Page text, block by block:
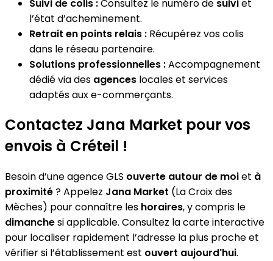
Suivi de colis :Consultez le numéro de suiviet
l’état d’acheminement.
Retrait en points relais : Récupérez vos colis
dans le réseau partenaire.
Solutions professionnelles :Accompagnement
dédié via des agences locales et services
adaptés aux e-commerçants.
Contactez Jana Market pour vos
envois à Créteil !
Besoin d’une agence GLS ouverte autour de moiet à
proximité? Appelez Jana Market (La Croix des
Mèches) pour connaître les horaires, y compris le
dimanchesi applicable. Consultez la carte interactive
pour localiser rapidement l’adresse la plus proche et
vérifier si l’établissement est ouvert aujourd'hui.